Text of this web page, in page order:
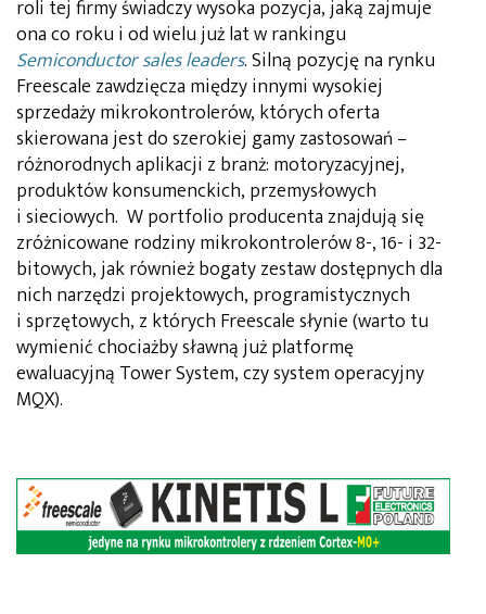
roli tej firmy świadczy wysoka pozycja, jaką zajmuje
ona co roku i od wielu już lat w rankingu
Semiconductor sales leaders. Silną pozycję na rynku
Freescale zawdzięcza między innymi wysokiej
sprzedaży mikrokontrolerów, których oferta
skierowana jest do szerokiej gamy zastosowań –
różnorodnych aplikacji z branż: motoryzacyjnej,
produktów konsumenckich, przemysłowych
i sieciowych. W portfolio producenta znajdują się
zróżnicowane rodziny mikrokontrolerów 8-, 16- i 32-
bitowych, jak również bogaty zestaw dostępnych dla
nich narzędzi projektowych, programistycznych
i sprzętowych, z których Freescale słynie (warto tu
wymienić chociażby sławną już platformę
ewaluacyjną Tower System, czy system operacyjny
MQX).